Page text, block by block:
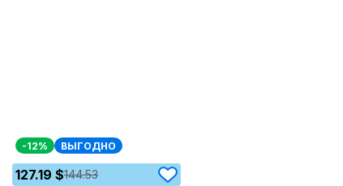
-12% ВЫГОДНО
127.19 $144.53